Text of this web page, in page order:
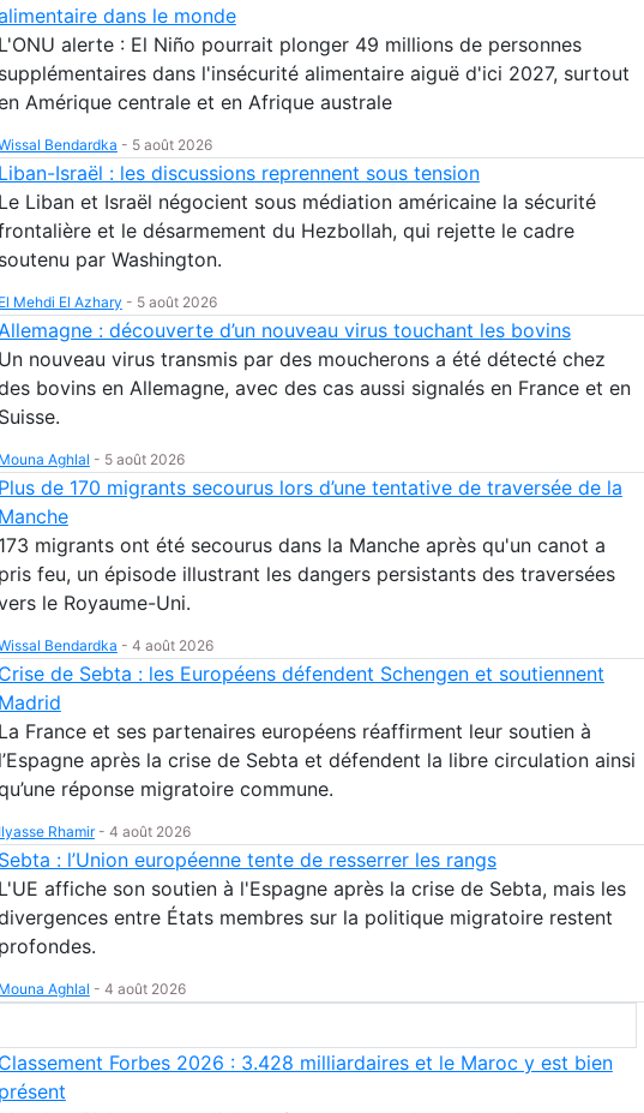
dans le monde
L'ONU alerte : El Niño pourrait plonger 49 millions de personnes
supplémentaires dans l'insécurité alimentaire aiguë d'ici 2027, surtout
Amérique centrale et en Afrique australe
Bendardka - 5 août 2026
Liban-Israël : les discussions reprennent sous tension
Le Liban et Israël négocient sous médiation américaine la sécurité
et le désarmement du Hezbollah, qui rejette le cadre
soutenu par Washington.
El Mehdi El Azhary - 5 août 2026
Allemagne : découverte d’un nouveau virus touchant les bovins
Un nouveau virus transmis par des moucherons a été détecté chez
bovins en Allemagne, avec des cas aussi signalés en France et en
Suisse.
Mouna Aghlal - 5 août 2026
Plus de 170 migrants secourus lors d’une tentative de traversée de la
Manche
173 migrants ont été secourus dans la Manche après qu'un canot a
pris feu, un épisode illustrant les dangers persistants des traversées
le Royaume-Uni.
Bendardka - 4 août 2026
Crise de Sebta : les Européens défendent Schengen et soutiennent
Madrid
La France et ses partenaires européens réaffirment leur soutien à
l’Espagne après la crise de Sebta et défendent la libre circulation ainsi
réponse migratoire commune.
Ilyasse Rhamir- 4 août 2026
Sebta : l’Union européenne tente de resserrer les rangs
L'UE affiche son soutien à l'Espagne après la crise de Sebta, mais les
entre États membres sur la politique migratoire restent
profondes.
Mouna Aghlal - 4 août 2026
Classement Forbes 2026 : 3.428 milliardaires et le Maroc y est bien
présent